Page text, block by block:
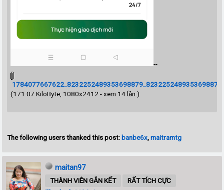
--
(171.07 KiloByte, 1080x2412 - xem 14 lần.)
The following users thanked this post: banbe6x,maitramtg
maitan97
THÀNH VIÊN GẮN KẾT
RẤT TÍCH CỰC